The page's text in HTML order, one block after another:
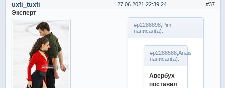
37
27.06.2021 22:39:24
uxti_tuxti
Эксперт
#p2288898,Pim
написал(а):
#p2288588,Anais
написал(а):
Авербух
поставил